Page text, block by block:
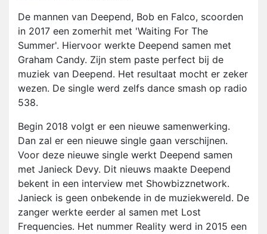
De mannen van Deepend, Bob en Falco, scoorden
in 2017 een zomerhit met 'Waiting For The
Summer'. Hiervoor werkte Deepend samen met
Graham Candy. Zijn stem paste perfect bij de
muziek van Deepend. Het resultaat mocht er zeker
wezen. De single werd zelfs dance smash op radio
538.
Begin 2018 volgt er een nieuwe samenwerking.
Dan zal er een nieuwe single gaan verschijnen.
Voor deze nieuwe single werkt Deepend samen
met Janieck Devy. Dit nieuws maakte Deepend
bekent in een interview met Showbizznetwork.
Janieck is geen onbekende in de muziekwereld. De
zanger werkte eerder al samen met Lost
Frequencies. Het nummer Reality werd in 2015 een